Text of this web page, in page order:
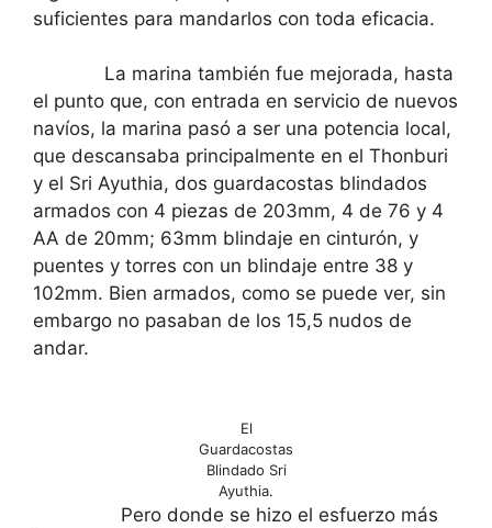
suficientes para mandarlos con toda eficacia.
La marina también fue mejorada, hasta
el punto que, con entrada en servicio de nuevos
navíos, la marina pasó a ser una potencia local,
que descansaba principalmente en el Thonburi
y el Sri Ayuthia, dos guardacostas blindados
armados con 4 piezas de 203mm, 4 de 76 y 4
AA de 20mm; 63mm blindaje en cinturón, y
puentes y torres con un blindaje entre 38 y
102mm. Bien armados, como se puede ver, sin
embargo no pasaban de los 15,5 nudos de
andar.
El
Guardacostas
Blindado Sri
Ayuthia.
Pero donde se hizo el esfuerzo más